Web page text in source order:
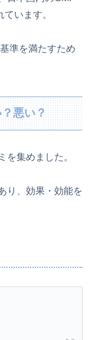
います。
準を満たすため
悪い？
を集めました。
り、効果・効能を